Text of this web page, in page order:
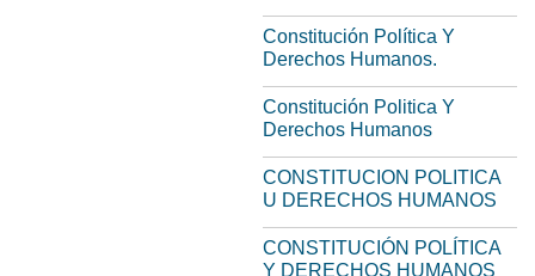
Constitución Política Y
Derechos Humanos.
Constitución Politica Y
Derechos Humanos
CONSTITUCION POLITICA
U DERECHOS HUMANOS
CONSTITUCIÓN POLÍTICA
Y DERECHOS HUMANOS